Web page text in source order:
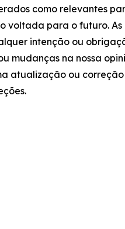
como relevantes
voltada para o futuro.
intenção ou
mudanças na nossa
atualização ou